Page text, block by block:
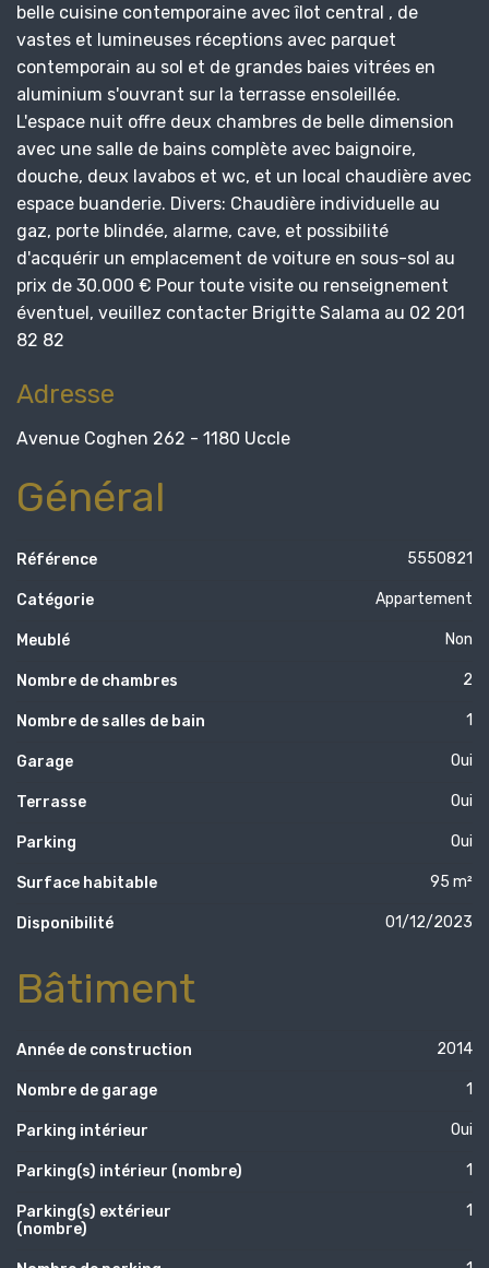
belle cuisine contemporaine avec îlot central , de
vastes et lumineuses réceptions avec parquet
contemporain au sol et de grandes baies vitrées en
aluminium s'ouvrant sur la terrasse ensoleillée.
L'espace nuit offre deux chambres de belle dimension
avec une salle de bains complète avec baignoire,
douche, deux lavabos et wc, et un local chaudière avec
espace buanderie. Divers: Chaudière individuelle au
gaz, porte blindée, alarme, cave, et possibilité
d'acquérir un emplacement de voiture en sous-sol au
prix de 30.000 € Pour toute visite ou renseignement
éventuel, veuillez contacter Brigitte Salama au 02 201
82 82
Adresse
Avenue Coghen 262 - 1180 Uccle
Général
Référence 5550821
Catégorie Appartement
Meublé Non
Nombre de chambres 2
Nombre de salles de bain 1
Garage Oui
Terrasse Oui
Parking Oui
Surface habitable 95 m²
Disponibilité 01/12/2023
Bâtiment
Année de construction 2014
Nombre de garage 1
Parking intérieur Oui
Parking(s) intérieur (nombre) 1
Parking(s) extérieur
(nombre)
1